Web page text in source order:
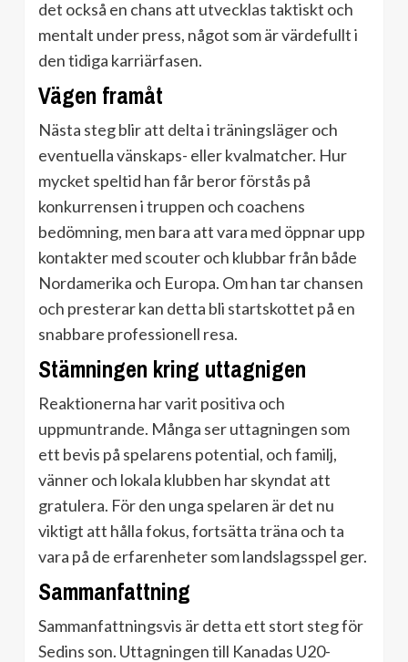
det också en chans att utvecklas taktiskt och
mentalt under press, något som är värdefullt i
den tidiga karriärfasen.
Vägen framåt
Nästa steg blir att delta i träningsläger och
eventuella vänskaps- eller kvalmatcher. Hur
mycket speltid han får beror förstås på
konkurrensen i truppen och coachens
bedömning, men bara att vara med öppnar upp
kontakter med scouter och klubbar från både
Nordamerika och Europa. Om han tar chansen
och presterar kan detta bli startskottet på en
snabbare professionell resa.
Stämningen kring uttagnigen
Reaktionerna har varit positiva och
uppmuntrande. Många ser uttagningen som
ett bevis på spelarens potential, och familj,
vänner och lokala klubben har skyndat att
gratulera. För den unga spelaren är det nu
viktigt att hålla fokus, fortsätta träna och ta
vara på de erfarenheter som landslagsspel ger.
Sammanfattning
Sammanfattningsvis är detta ett stort steg för
Sedins son. Uttagningen till Kanadas U20-